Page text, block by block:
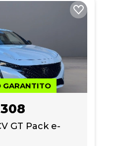
GARANTITO
GT Pack e-